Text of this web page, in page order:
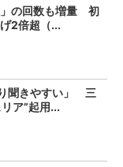
」の回数も増量 初
2倍超（...
聞きやすい」 三
ア”起用...